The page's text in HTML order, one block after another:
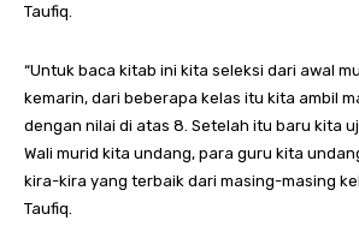
Taufiq.
“Untuk baca kitab ini kita seleksi dari awal
kemarin, dari beberapa kelas itu kita ambil
dengan nilai di atas 8. Setelah itu baru kita
Wali murid kita undang, para guru kita
kira-kira yang terbaik dari masing-masing
Taufiq.